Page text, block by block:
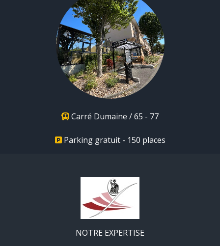
Carré Dumaine / 65 - 77
Parking gratuit - 150 places
NOTRE EXPERTISE